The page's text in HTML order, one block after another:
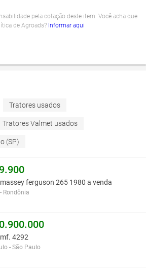
pela cotação deste item. Você acha que
de Agroads? Informar aqui
Tratores usados
Tratores Valmet usados
(SP)
ferguson 265 1980 a venda
Rondônia
4292
- São Paulo